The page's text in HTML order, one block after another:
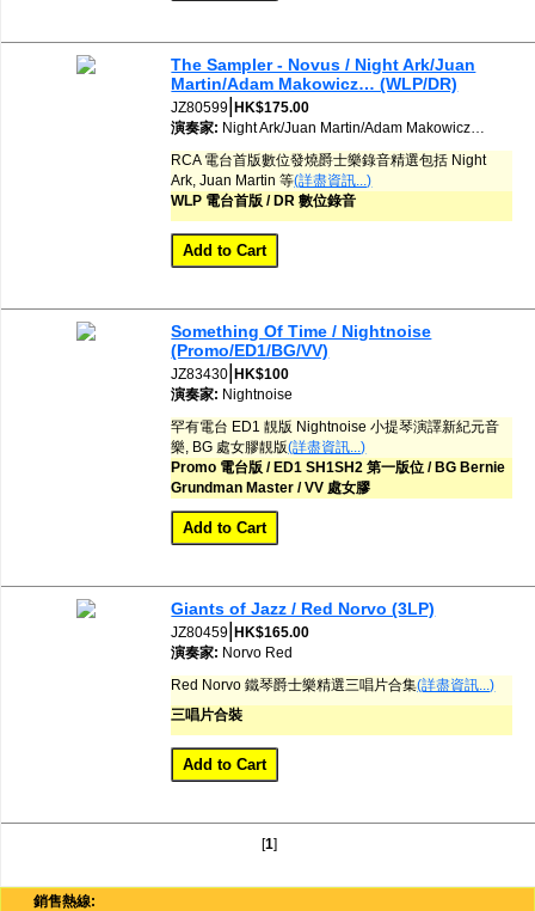
The Sampler - Novus / Night Ark/Juan
Martin/Adam Makowicz… (WLP/DR)
JZ80599|HK$175.00
演奏家: Night Ark/Juan Martin/Adam Makowicz…
RCA 電台首版數位發燒爵士樂錄音精選包括 Night
Ark, Juan Martin 等(詳盡資訊...)
WLP 電台首版 / DR 數位錄音
Something Of Time / Nightnoise
(Promo/ED1/BG/VV)
JZ83430|HK$100
演奏家: Nightnoise
罕有電台 ED1 靚版 Nightnoise 小提琴演譯新紀元音
樂, BG 處女膠靚版(詳盡資訊...)
Promo 電台版 / ED1 SH1SH2 第一版位 / BG Bernie
Grundman Master / VV 處女膠
Giants of Jazz / Red Norvo (3LP)
JZ80459|HK$165.00
演奏家: Norvo Red
Red Norvo 鐵琴爵士樂精選三唱片合集(詳盡資訊...)
三唱片合裝
[1]
銷售熱線: